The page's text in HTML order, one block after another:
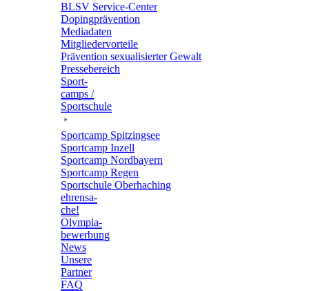
BLSV Service-Center
Doping­prä­ven­tion
Media­da­ten
Mitglie­der­vor­teile
Präven­tion sexua­li­sier­ter Gewalt
Pres­se­be­reich
Sport­
camps /
Sportschule
Sport­camp Spitzingsee
Sport­camp Inzell
Sport­camp Nordbayern
Sport­camp Regen
Sport­schule Oberhaching
ehren­sa­
che!
Olym­pia­
be­wer­bung
News
Unsere
Part­ner
FAQ